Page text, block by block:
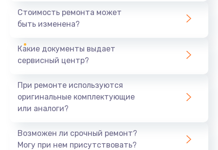
550 руб.
Ремонт экрана
Замена кнопки питания
Заказать
Стоимость ремонта может
быть изменена?
Какие документы выдает
сервисный центр?
При ремонте используются
оригинальные комплектующие
или аналоги?
Возможен ли срочный ремонт?
Могу при нем присутствовать?